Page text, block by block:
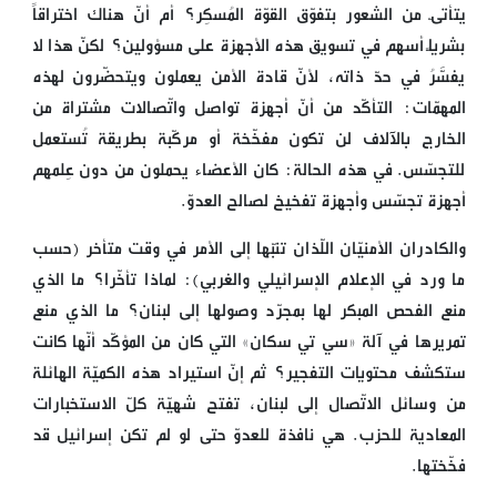
يتأتّى من الشعور بتفوّق القوّة المُسكِر؟ أم أنّ هناك اختراقاً
بشريّاً أسهم في تسويق هذه الأجهزة على مسؤولين؟ لكنّ هذا لا
يفسَّرُ في حدّ ذاته، لأنّ قادة الأمن يعملون ويتحضّرون لهذه
المهمّات: التأكّد من أنّ أجهزة تواصل واتّصالات مشتراة من
الخارج بالآلاف لن تكون مفخّخة أو مركّبة بطريقة تُستعمل
للتجسّس. في هذه الحالة: كان الأعضاء يحملون من دون عِلمهم
أجهزة تجسّس وأجهزة تفخيخ لصالح العدوّ.
والكادران الأمنيّان اللّذان تنبّها إلى الأمر في وقت متأخر (حسب
ما ورد في الإعلام الإسرائيلي والغربي): لماذا تأخّرا؟ ما الذي
منع الفحص المبكر لها بمجرّد وصولها إلى لبنان؟ ما الذي منع
تمريرها في آلة «سي تي سكان» التي كان من المؤكّد أنّها كانت
ستكشف محتويات التفجير؟ ثم إنّ استيراد هذه الكميّة الهائلة
من وسائل الاتّصال إلى لبنان، تفتح شهيّة كلّ الاستخبارات
المعادية للحزب. هي نافذة للعدوّ حتى لو لم تكن إسرائيل قد
فخّختها.